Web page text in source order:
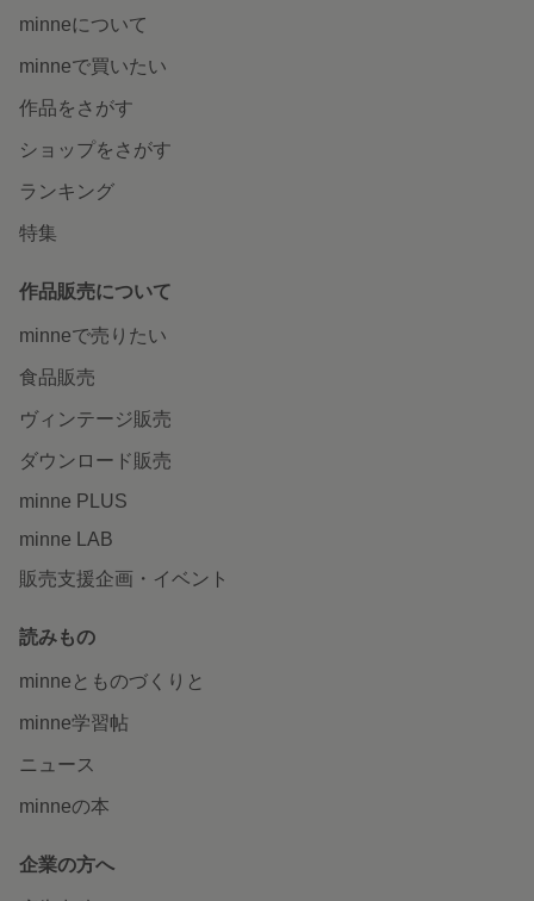
minneについて
minneで買いたい
作品をさがす
ショップをさがす
ランキング
特集
作品販売について
minneで売りたい
食品販売
ヴィンテージ販売
ダウンロード販売
minne PLUS
minne LAB
販売支援企画・イベント
読みもの
minneとものづくりと
minne学習帖
ニュース
minneの本
企業の方へ